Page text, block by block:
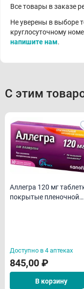
Все товары в заказе
Не уверены в выборе
круглосуточному
напишите нам.
С этим
Аллегра 120 мг
покрытые пленочной
Доступно в 4 аптеках
845,00 ₽
В корзину